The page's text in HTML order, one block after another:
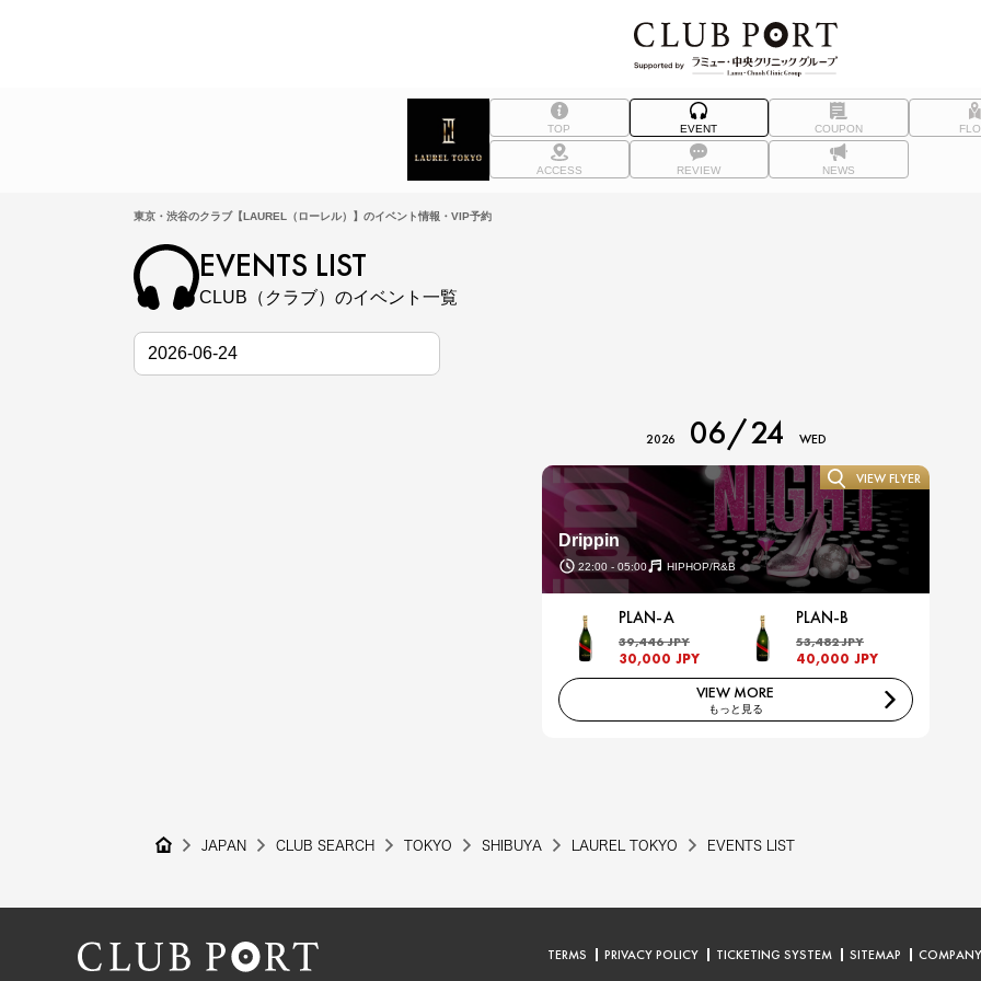
TOP EVENT COUPON
ACCESS REVIEW NEWS
東京・渋谷のクラブ【LAUREL（ローレル）】のイベント情報・VIP予約
EVENTS LIST
CLUB（クラブ）のイベント一覧
2026 06/24 WED
Drippin
22:00 - 05:00 HIPHOP/R&B
VIEW FLYER
PLAN-A
39,446 JPY
30,000 JPY
PLAN-B
53,482 JPY
40,000 JPY
VIEW MORE
もっと見る
JAPAN CLUB SEARCH TOKYO SHIBUYA LAUREL TOKYO EVENTS LIST
TERMS PRIVACY POLICY TICKETING SYSTEM SITEMAP COMPANY